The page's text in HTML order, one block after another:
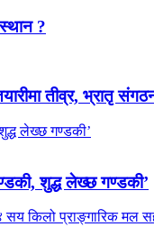
?
तीव्र, भ्रातृ
शुद्ध लेख्छ गण्डकी’